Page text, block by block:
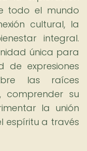
todo el mundo
cultural, la
integral.
única para
de expresiones
las raíces
comprender su
la unión
espíritu a través